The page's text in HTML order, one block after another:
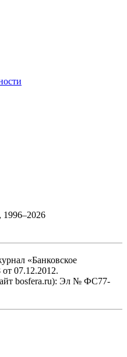
«Банковское
07.12.2012.
bosfera.ru): Эл № ФС77-